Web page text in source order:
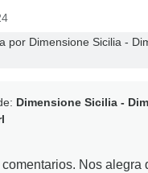
por Dimensione Sicilia -
Dimensione Sicilia -
Nos alegra